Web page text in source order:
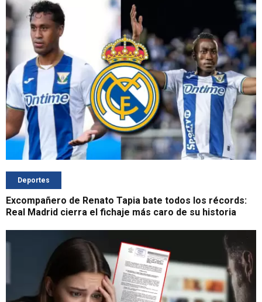
Deportes
Excompañero de Renato Tapia bate todos los récords:
Real Madrid cierra el fichaje más caro de su historia